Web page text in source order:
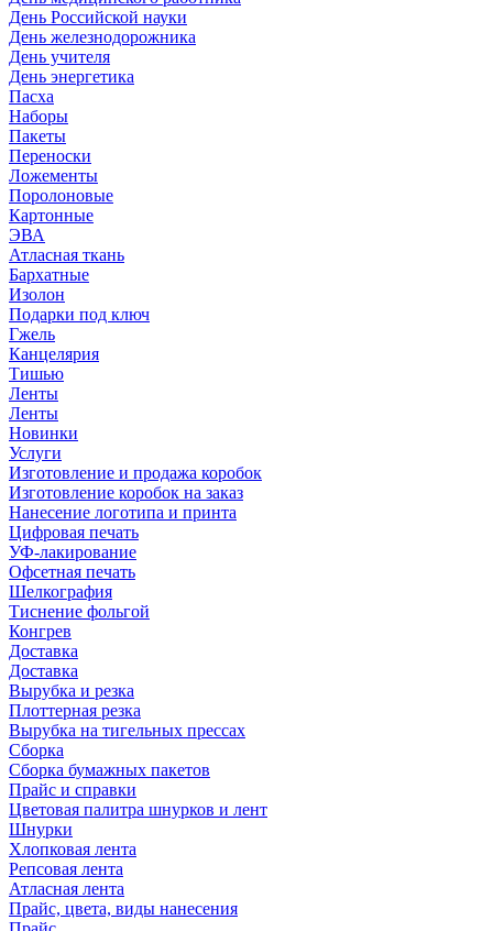
День Российской науки
День железнодорожника
День учителя
День энергетика
Пасха
Наборы
Пакеты
Переноски
Ложементы
Поролоновые
Картонные
ЭВА
Атласная ткань
Бархатные
Изолон
Подарки под ключ
Гжель
Канцелярия
Тишью
Ленты
Ленты
Новинки
Услуги
Изготовление и продажа коробок
Изготовление коробок на заказ
Нанесение логотипа и принта
Цифровая печать
УФ-лакирование
Офсетная печать
Шелкография
Тиснение фольгой
Конгрев
Доставка
Доставка
Вырубка и резка
Плоттерная резка
Вырубка на тигельных прессах
Сборка
Сборка бумажных пакетов
Прайс и справки
Цветовая палитра шнурков и лент
Шнурки
Хлопковая лента
Репсовая лента
Атласная лента
Прайс, цвета, виды нанесения